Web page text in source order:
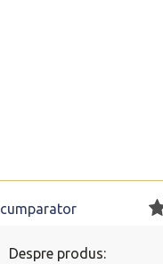
cumparator
Despre produs: